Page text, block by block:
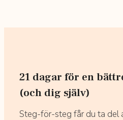
21 dagar för en
(och dig själv)
Steg-för-steg får du ta del